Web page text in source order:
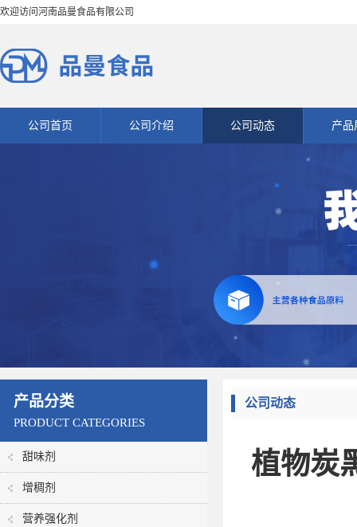
欢迎访问河南品曼食品有限公司
公司首页 公司介绍 公司动态 产品
产品分类
PRODUCT CATEGORIES
甜味剂
增稠剂
营养强化剂
公司动态
植物炭